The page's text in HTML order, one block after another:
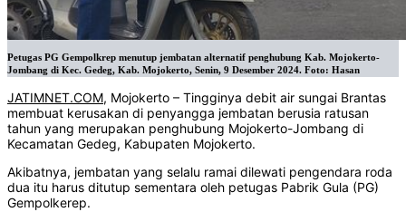
Petugas PG Gempolkrep menutup jembatan alternatif penghubung Kab. Mojokerto-
Jombang di Kec. Gedeg, Kab. Mojokerto, Senin, 9 Desember 2024. Foto: Hasan
JATIMNET.COM, Mojokerto – Tingginya debit air sungai Brantas
membuat kerusakan di penyangga jembatan berusia ratusan
tahun yang merupakan penghubung Mojokerto-Jombang di
Kecamatan Gedeg, Kabupaten Mojokerto.
Akibatnya, jembatan yang selalu ramai dilewati pengendara roda
dua itu harus ditutup sementara oleh petugas Pabrik Gula (PG)
Gempolkerep.